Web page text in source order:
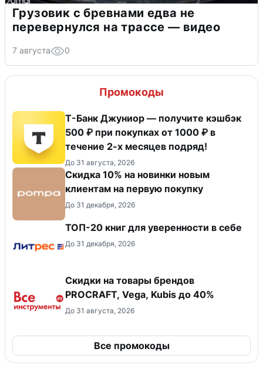
Грузовик с бревнами едва не
перевернулся на трассе — видео
7 августа 0
Промокоды
Т-Банк Джуниор — получите кэшбэк
500 ₽ при покупках от 1000 ₽ в
течение 2-х месяцев подряд!
До 31 августа, 2026
Скидка 10% на новинки новым
клиентам на первую покупку
До 31 декабря, 2026
ТОП-20 книг для уверенности в себе
До 31 декабря, 2026
Скидки на товары брендов
PROCRAFT, Vega, Kubis до 40%
До 31 августа, 2026
Все промокоды